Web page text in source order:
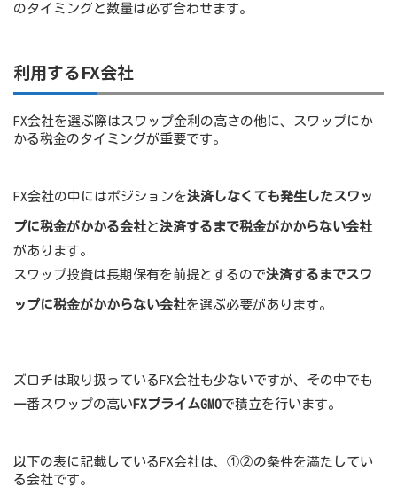
のタイミングと数量は必ず合わせます。
利用するFX会社
FX会社を選ぶ際はスワップ金利の高さの他に、スワップにか
かる税金のタイミングが重要です。
FX会社の中にはポジションを決済しなくても発生したスワッ
プに税金がかかる会社と決済するまで税金がかからない会社
があります。
スワップ投資は長期保有を前提とするので決済するまでスワ
ップに税金がかからない会社を選ぶ必要があります。
ズロチは取り扱っているFX会社も少ないですが、その中でも
一番スワップの高い FXプライムGMOで積立を行います。
以下の表に記載しているFX会社は、①②の条件を満たしてい
る会社です。